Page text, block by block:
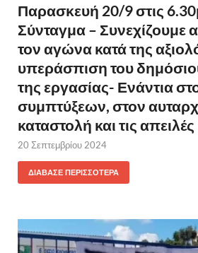
Παρασκευή 20/9 στις
Σύνταγμα – Συνεχίζουμε
τον αγώνα κατά της
υπεράσπιση του
της εργασίας- Ενάντια
συμπτύξεων, στον
καταστολή και τις απειλές
20 Σεπτεμβρίου 2024
ΔΙΆΒΑΣΕ ΠΕΡΙΣΣΌΤΕΡΑ